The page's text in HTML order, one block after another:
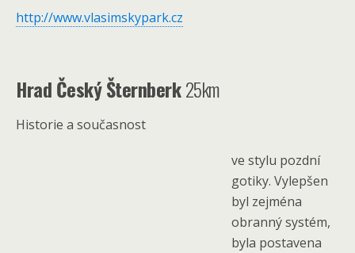
http://www.vlasimskypark.cz
Hrad Český Šternberk25km
Historie a současnost
ve stylu pozdní
gotiky. Vylepšen
byl zejména
obranný systém,
byla postavena